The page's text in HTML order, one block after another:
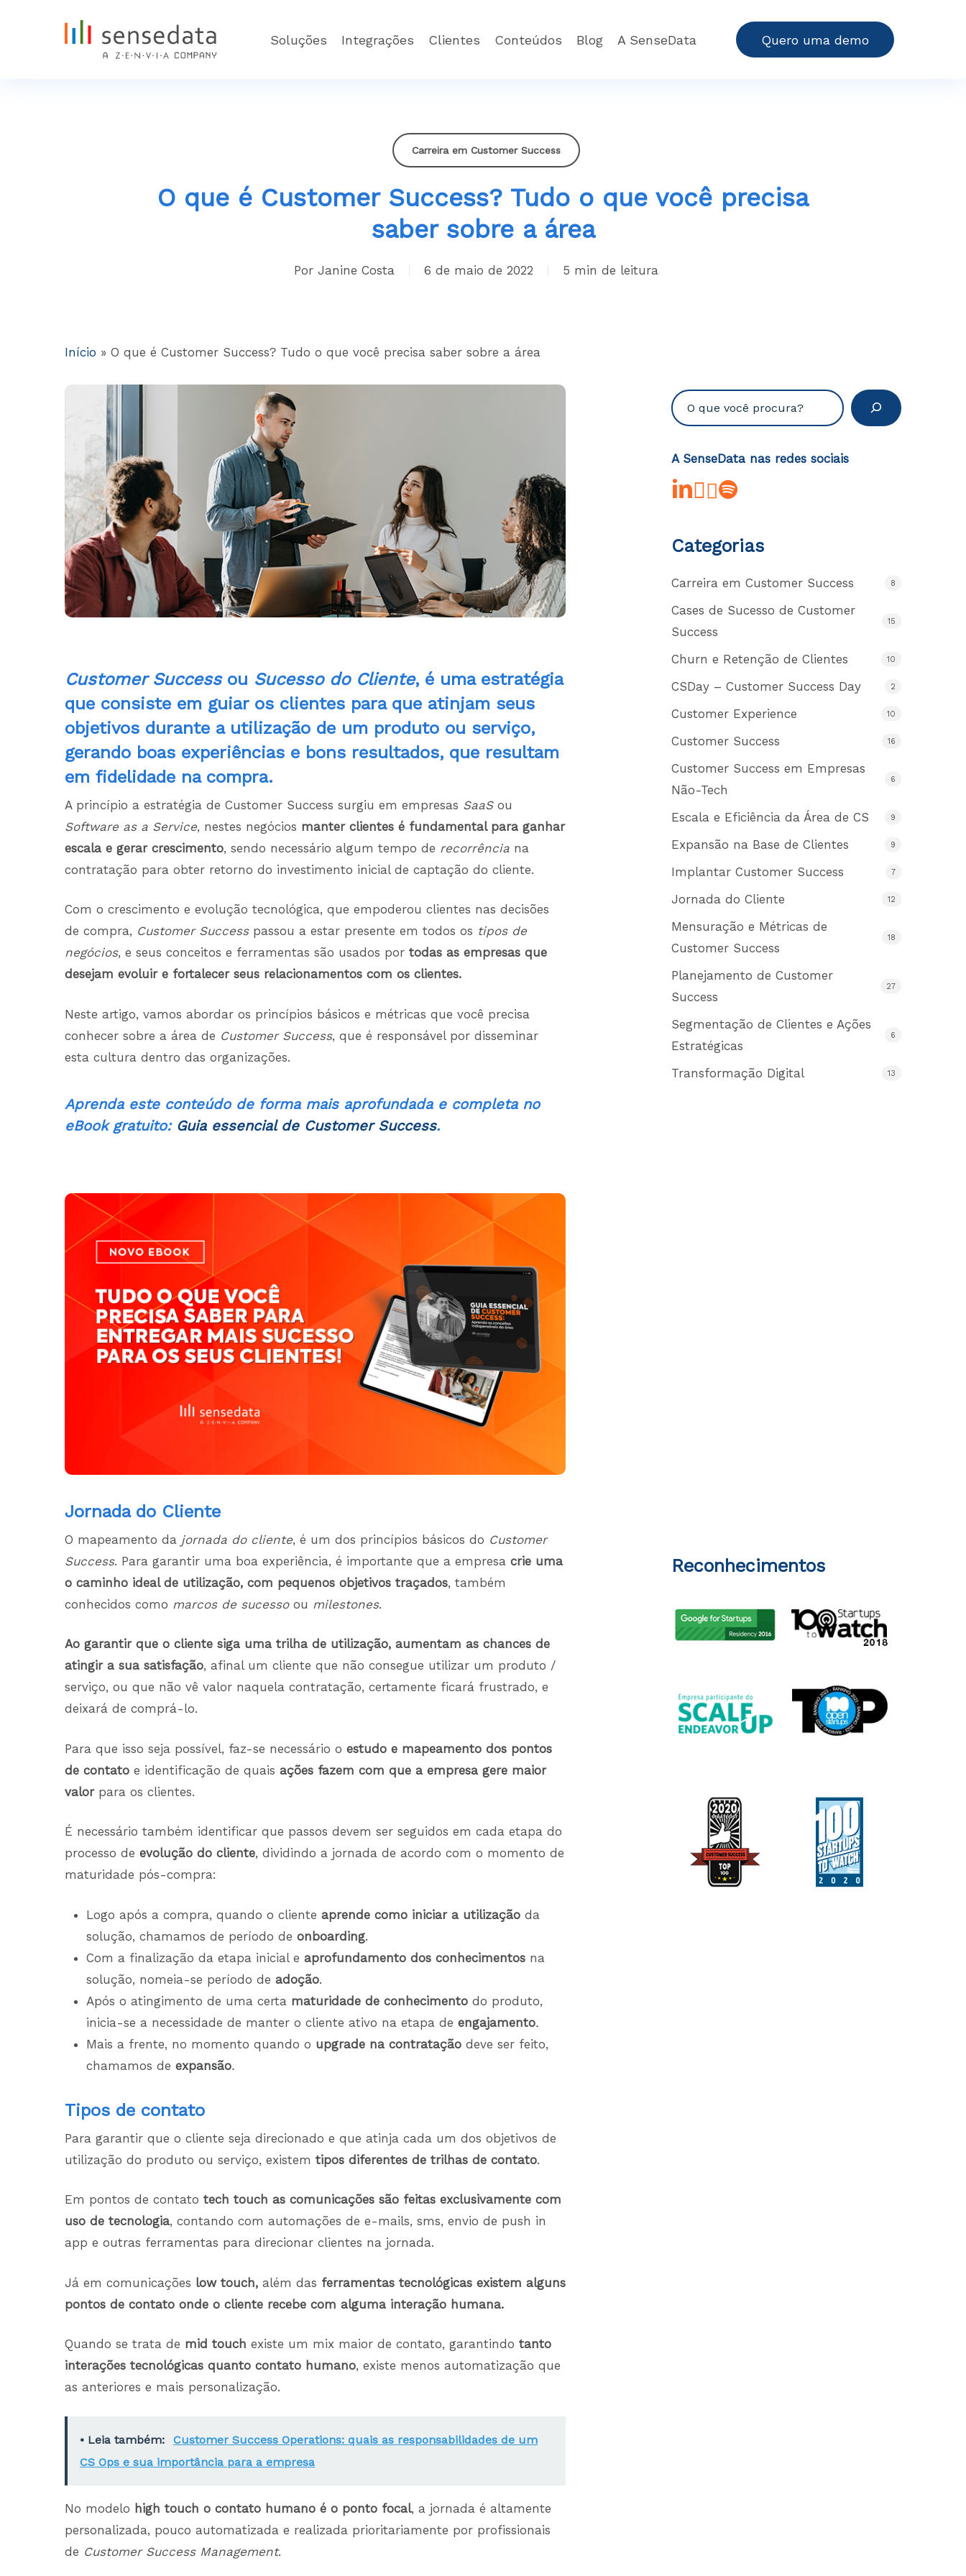
Soluções Integrações Clientes Conteúdos Blog A SenseData Quero uma demo
Carreira em Customer Success
O que é Customer Success? Tudo o que você precisa
saber sobre a área
By Janine Costa 6 de maio de 2022 5 min read
Início » O que é Customer Success? Tudo o que você precisa saber sobre a área
Customer Successou Sucesso do Cliente, é uma estratégia
que consiste em guiar os clientes para que atinjam seus
objetivos durante a utilização de um produto ou serviço,
gerando boas experiências e bons resultados, que resultam
em fidelidade na compra.
A princípio a estratégia de Customer Success surgiu em empresas SaaSou
Software as a Service, nestes negócios manter clientes é fundamental para ganhar
escala e gerar crescimento, sendo necessário algum tempo de recorrência na
contratação para obter retorno do investimento inicial de captação do cliente.
Com o crescimento e evolução tecnológica, que empoderou clientes nas decisões
de compra, Customer Successpassou a estar presente em todos os tipos de
negócios, e seus conceitos e ferramentas são usados por todas as empresas que
desejam evoluir e fortalecer seus relacionamentos com os clientes.
Neste artigo, vamos abordar os princípios básicos e métricas que você precisa
conhecer sobre a área de Customer Success, que é responsável por disseminar
esta cultura dentro das organizações.
Aprenda este conteúdo de forma mais aprofundada e completa no
eBook gratuito: Guia essencial de Customer Success.
Jornada do Cliente
O mapeamento da jornada do cliente, é um dos princípios básicos do Customer
Success. Para garantir uma boa experiência, é importante que a empresa crie uma
o caminho ideal de utilização, com pequenos objetivos traçados, também
conhecidos como marcos de sucessoou milestones.
Ao garantir que o cliente siga uma trilha de utilização, aumentam as chances de
atingir a sua satisfação, afinal um cliente que não consegue utilizar um produto /
serviço, ou que não vê valor naquela contratação, certamente ficará frustrado, e
deixará de comprá-lo.
Para que isso seja possível, faz-se necessário o estudo e mapeamento dos pontos
de contato e identificação de quais ações fazem com que a empresa gere maior
valorpara os clientes.
É necessário também identificar que passos devem ser seguidos em cada etapa do
processo de evolução do cliente, dividindo a jornada de acordo com o momento de
maturidade pós-compra:
Logo após a compra, quando o cliente aprende como iniciar a utilização da
solução, chamamos de período de onboarding.
Com a finalização da etapa inicial e aprofundamento dos conhecimentos na
solução, nomeia-se período de adoção.
Após o atingimento de uma certa maturidade de conhecimento do produto,
inicia-se a necessidade de manter o cliente ativo na etapa de engajamento.
Mais a frente, no momento quando o upgrade na contratação deve ser feito,
chamamos de expansão.
Tipos de contato
Para garantir que o cliente seja direcionado e que atinja cada um dos objetivos de
utilização do produto ou serviço, existem tipos diferentes de trilhas de contato.
Em pontos de contato tech touch as comunicações são feitas exclusivamente com
uso de tecnologia, contando com automações de e-mails, sms, envio de push in
app e outras ferramentas para direcionar clientes na jornada.
Já em comunicações low touch, além das ferramentas tecnológicas existem alguns
pontos de contato onde o cliente recebe com alguma interação humana.
Quando se trata de mid touch existe um mix maior de contato, garantindo tanto
interações tecnológicas quanto contato humano, existe menos automatização que
as anteriores e mais personalização.
• Leia também:
Customer Success Operations: quais as responsabilidades de um
CS Ops e sua importância para a empresa
No modelo high touch o contato humano é o ponto focal, a jornada é altamente
personalizada, pouco automatizada e realizada prioritariamente por profissionais
de Customer Success Management.
Pesquisar
A SenseData nas redes sociais
linkedin
youtube
instagram
spotify
Categorias
Carreira em Customer Success 8
Cases de Sucesso de Customer
Success
15
Churn e Retenção de Clientes 10
CSDay – Customer Success Day 2
Customer Experience 10
Customer Success 16
Customer Success em Empresas
Não-Tech
6
Escala e Eficiência da Área de CS 9
Expansão na Base de Clientes 9
Implantar Customer Success 7
Jornada do Cliente 12
Mensuração e Métricas de
Customer Success
18
Planejamento de Customer
Success
27
Segmentação de Clientes e Ações
Estratégicas
6
Transformação Digital 13
Reconhecimentos